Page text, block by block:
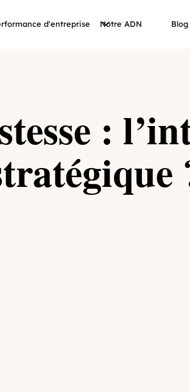
d'entreprise Notre ADN Blog
: